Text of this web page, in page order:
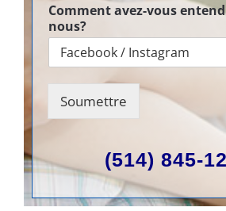
Comment avez-vous
nous?
Soumettre
(514) 845-